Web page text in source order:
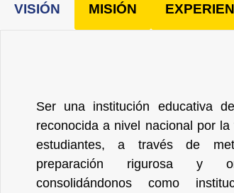
VISIÓN MISIÓN
Ser una institución educativa
reconocida a nivel nacional por
estudiantes, a través de
preparación rigurosa y
consolidándonos como